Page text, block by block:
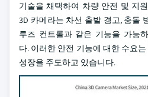
기술을 채택하여 차량 안전 및 지
3D 카메라는 차선 출발 경고, 충돌
루즈 컨트롤과 같은 기능을 가능
다. 이러한 안전 기능에 대한 수요
성장을 주도하고 있습니다.